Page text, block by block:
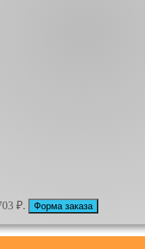
₽. Форма заказа